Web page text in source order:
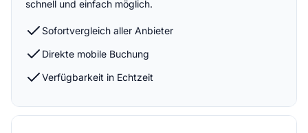
schnell und einfach möglich.
Sofortvergleich aller Anbieter
Direkte mobile Buchung
Verfügbarkeit in Echtzeit